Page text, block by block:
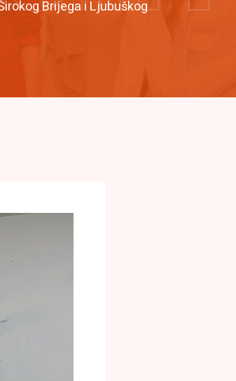
Brijega i Ljubuškog